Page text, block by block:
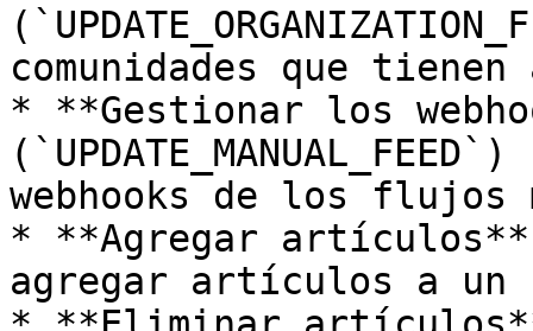
comunidades que
* **Gestionar los
webhooks de los flujos
* **Agregar artículos**
agregar artículos a un